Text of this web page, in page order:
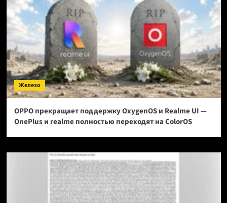
Железо
OPPO прекращает поддержку OxygenOS и Realme UI —
OnePlus и realme полностью переходят на ColorOS